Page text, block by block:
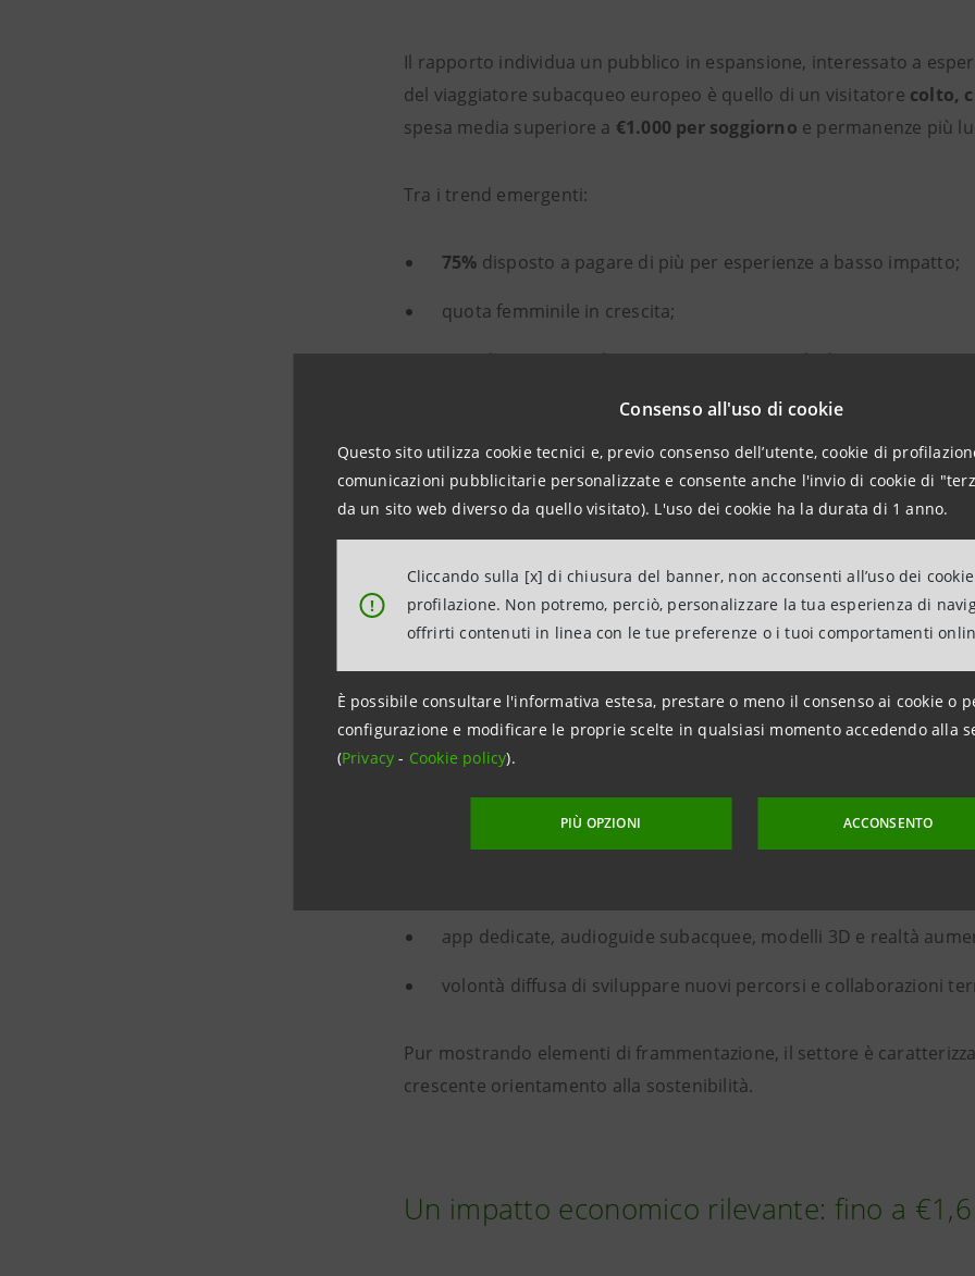
Consenso all'uso di cookie
Questo sito utilizza cookie tecnici e, previo consenso dell’utente, cookie di
comunicazioni pubblicitarie personalizzate e consente anche l'invio di cookie di
da un sito web diverso da quello visitato). L'uso dei cookie ha la durata di 1 anno.
!
Cliccando sulla [x] di chiusura del banner, non acconsenti all’uso dei
profilazione. Non potremo, perciò, personalizzare la tua esperienza di
offrirti contenuti in linea con le tue preferenze o i tuoi comportamenti
È possibile consultare l'informativa estesa, prestare o meno il consenso ai cookie o
configurazione e modificare le proprie scelte in qualsiasi momento accedendo alla
(Privacy- Cookie policy).
PIÙ OPZIONI ACCONSENTO
Il rapporto individua un pubblico in espansione, interessato a
del viaggiatore subacqueo europeo è quello di un visitatore colto,
spesa media superiore a €1.000 per soggiorno e permanenze più
Tra i trend emergenti:
75% disposto a pagare di più per esperienze a basso impatto;
quota femminile in crescita;
22%dei visitatori oltre i 54 anni, connessi alsilver tourism;
aumento delle iniziative inclusive per persone con disabilità.
Grazie a tecnologie come realtà aumentata, tour virtuali e
accessibile anche ai non subacquei, ampliando il pubblico e
Un settore dinamico e orientato alla qualità
La survey su34 operatori diving italiani rivela un comparto di
affianca agli istruttori figure come archeologi, biologi e guide
app dedicate, audioguide subacquee, modelli 3D e realtà
volontà diffusa di sviluppare nuovi percorsi e collaborazioni
Pur mostrando elementi di frammentazione, il settore è
crescente orientamento alla sostenibilità.
Un impatto economico rilevante: fino a